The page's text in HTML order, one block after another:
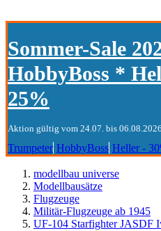
Sommer-Sale
HobbyBoss *
25%
Aktion gültig vom 24.07. bis 06.08.2026
Trumpeter HobbyBoss Heller -
modellbau universe
Modellbausätze
Flugzeuge
Militär-Flugzeuge ab 1945
UF-104 Starfighter JASDF